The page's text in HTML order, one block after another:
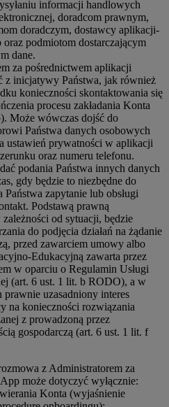
informacji handlowych
doradcom prawnym,
doradczym, dostawcy aplikacji-
podmiotom dostarczającym
dane.
za pośrednictwem aplikacji
z inicjatywy Państwa, jak również
konieczności skontaktowania się
procesu zakładania Konta
Może wówczas dojść do
Państwa danych osobowych
ustawień prywatności w aplikacji
oraz numeru telefonu.
podania Państwa innych danych
gdy będzie to niezbędne do
zapytanie lub obsługi
Podstawą prawną
od sytuacji, będzie
do podjęcia działań na żądanie
przed zawarciem umowy albo
Edukacyjną zawarta przez
w oparciu o Regulamin Usługi
(art. 6 ust. 1 lit. b RODO), a w
prawnie uzasadniony interes
na konieczności rozwiązania
z prowadzoną przez
gospodarczą (art. 6 ust. 1 lit. f
z Administratorem za
może dotyczyć wyłącznie:
Konta (wyjaśnienie